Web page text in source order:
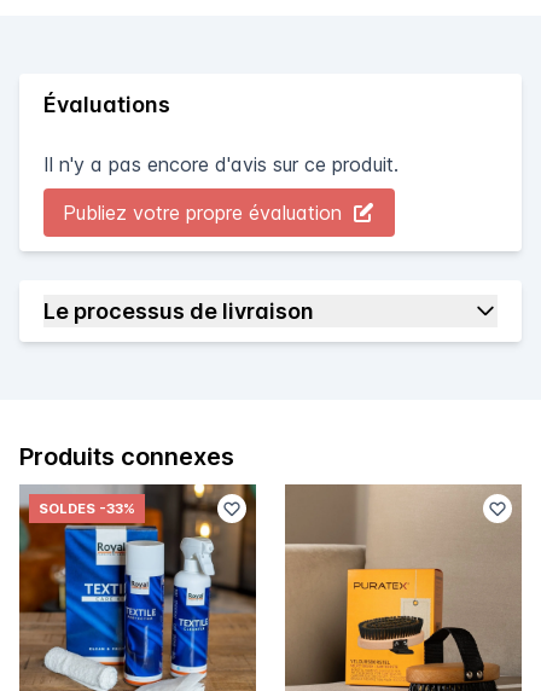
Évaluations
Il n'y a pas encore d'avis sur ce produit.
Publiez votre propre évaluation
Le processus de livraison
Produits connexes
SOLDES -33%